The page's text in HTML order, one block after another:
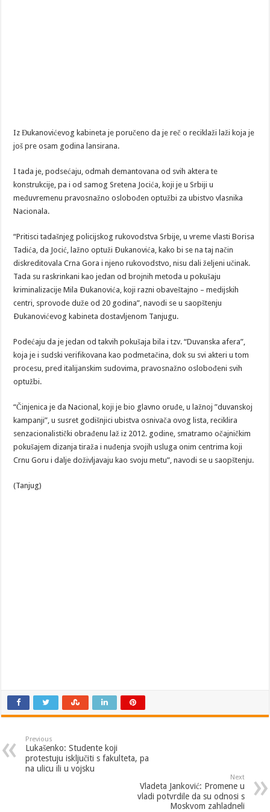
Iz Đukanovićevog kabineta je poručeno da je reč o reciklaži laži koja je
još pre osam godina lansirana.
I tada je, podsećaju, odmah demantovana od svih aktera te
konstrukcije, pa i od samog Sretena Jocića, koji je u Srbiji u
međuvremenu pravosnažno oslobođen optužbi za ubistvo vlasnika
Nacionala.
“Pritisci tadašnjeg policijskog rukovodstva Srbije, u vreme vlasti Borisa
Tadića, da Jocić, lažno optuži Ðukanovića, kako bi se na taj način
diskreditovala Crna Gora i njeno rukovodstvo, nisu dali željeni učinak.
Tada su raskrinkani kao jedan od brojnih metoda u pokušaju
kriminalizacije Mila Ðukanovića, koji razni obaveštajno – medijskih
centri, sprovode duže od 20 godina”, navodi se u saopštenju
Ðukanovićevog kabineta dostavljenom Tanjugu.
Podećaju da je jedan od takvih pokušaja bila i tzv. “Duvanska afera”,
koja je i sudski verifikovana kao podmetačina, dok su svi akteri u tom
procesu, pred italijanskim sudovima, pravosnažno oslobođeni svih
optužbi.
“Činjenica je da Nacional, koji je bio glavno oruđe, u lažnoj ”duvanskoj
kampanji”, u susret godišnjici ubistva osnivača ovog lista, reciklira
senzacionalistički obrađenu laž iz 2012. godine, smatramo očajničkim
pokušajem dizanja tiraža i nuđenja svojih usluga onim centrima koji
Crnu Goru i dalje doživljavaju kao svoju metu”, navodi se u saopštenju.
(Tanjug)
Previous
Lukašenko: Studente koji
protestuju isključiti s fakulteta, pa
na ulicu ili u vojsku
Next
Vladeta Janković: Promene u
vladi potvrdile da su odnosi s
Moskvom zahladneli